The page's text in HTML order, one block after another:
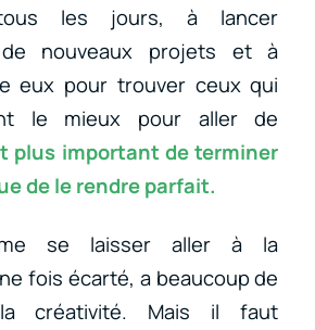
les jours, à lancer
de nouveaux projets et à
eux pour trouver ceux qui
le mieux pour aller de
plus important determiner
de le rendre parfait.
se laisser aller à la
fois écarté, a beaucoup de
créativité. Mais il faut